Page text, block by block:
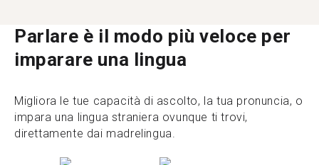
Parlare è il modo più veloce per
imparare una lingua
Migliora le tue capacità di ascolto, la tua pronuncia, o
impara una lingua straniera ovunque ti trovi,
direttamente dai madrelingua.